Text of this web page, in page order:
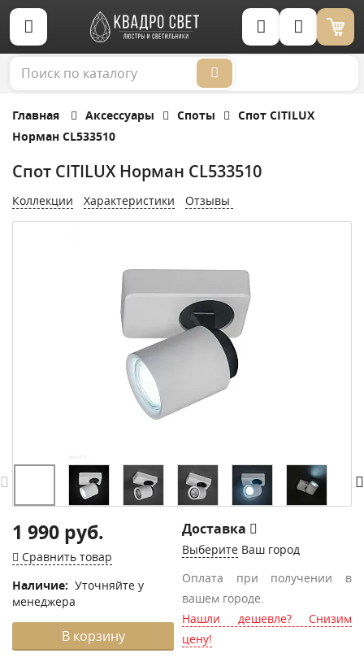
Корзина (0)
Главная Аксессуары Споты
Спот CITILUX
Норман CL533510
Спот CITILUX Норман CL533510
Коллекции Характеристики Отзывы
1 990 руб.
Сравнить товар
Наличие: Уточняйте у
менеджера
В корзину
Доставка
Выберите Ваш город
Оплата при получении в
вашем городе.
Нашли дешевле? Снизим
цену!